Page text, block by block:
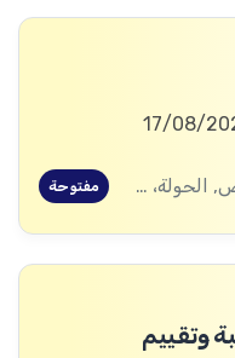
تلدو، حمص, الحولة، حمص مفتوحة
وتقييم